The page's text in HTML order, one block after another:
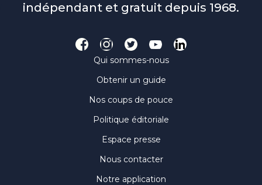
indépendant et gratuit depuis 1968.
Qui sommes-nous
Obtenir un guide
Nos coups de pouce
Politique éditoriale
Espace presse
Nous contacter
Notre application